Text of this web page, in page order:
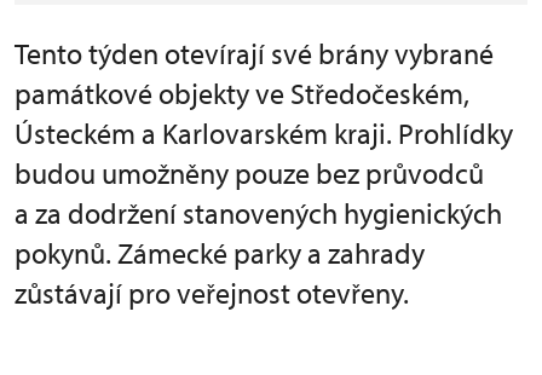
Tento týden otevírají své brány vybrané
památkové objekty ve Středočeském,
Ústeckém a Karlovarském kraji. Prohlídky
budou umožněny pouze bez průvodců
a za dodržení stanovených hygienických
pokynů. Zámecké parky a zahrady
zůstávají pro veřejnost otevřeny.